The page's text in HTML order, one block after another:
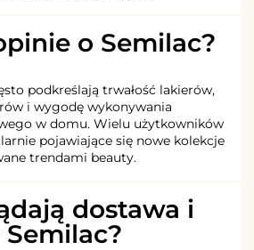
o Semilac?
podkreślają trwałość lakierów,
i wygodę wykonywania
w domu. Wielu użytkowników
pojawiające się nowe kolekcje
trendami beauty.
dostawa i